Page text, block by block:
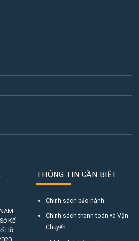
Sở Kế
Hồ
THÔNG TIN CẦN BIẾT
Chính sách bảo hành
Chính sách thanh toán và Vận
Chuyển